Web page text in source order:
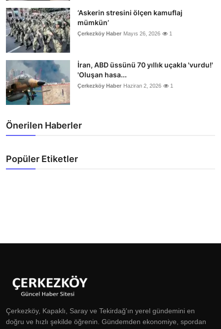
‘Askerin stresini ölçen kamuflaj
mümkün’
Çerkezköy Haber Mayıs 26, 2026 1
İran, ABD üssünü 70 yıllık uçakla 'vurdu!'
'Oluşan hasa...
Çerkezköy Haber Haziran 2, 2026 1
Önerilen Haberler
Popüler Etiketler
Çerkezköy, Kapaklı, Saray ve Tekirdağ'ın yerel gündemini en
doğru ve hızlı şekilde öğrenin. Gündemden ekonomiye, spordan